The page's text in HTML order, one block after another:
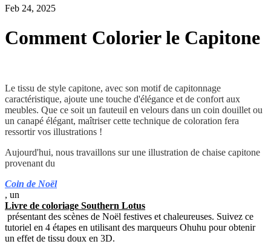
Feb 24, 2025
Comment Colorier le Capitone
Le tissu de style capitone, avec son motif de capitonnage
caractéristique, ajoute une touche d'élégance et de confort aux
meubles. Que ce soit un fauteuil en velours dans un coin douillet ou
un canapé élégant, maîtriser cette technique de coloration fera
ressortir vos illustrations !
Aujourd'hui, nous travaillons sur une illustration de chaise capitone
provenant du
Coin de Noël
, un
Livre de coloriage Southern Lotus
présentant des scènes de Noël festives et chaleureuses. Suivez ce
tutoriel en 4 étapes en utilisant des marqueurs Ohuhu pour obtenir
un effet de tissu doux en 3D.